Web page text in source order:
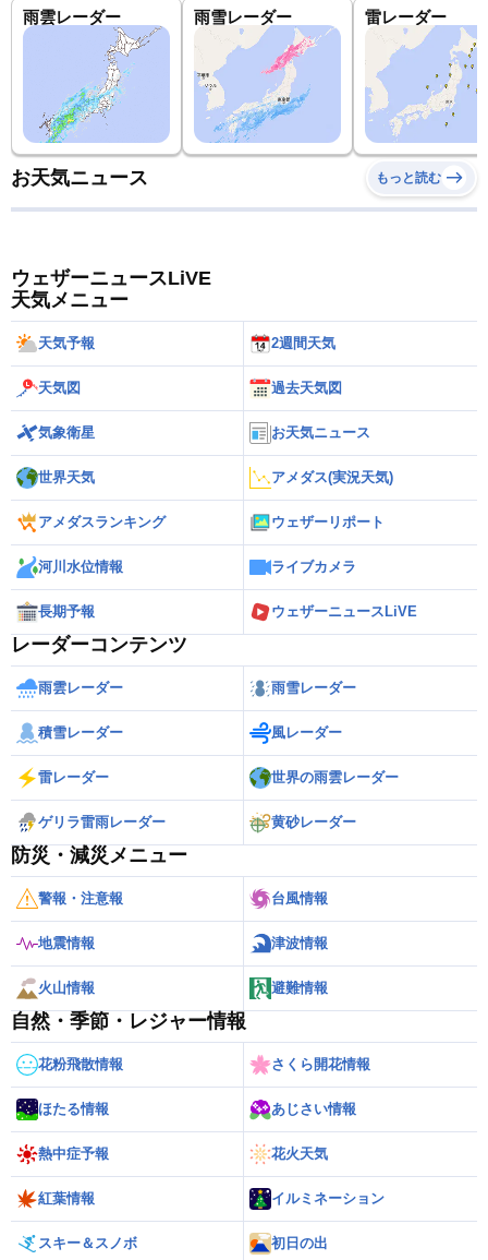
雨雲レーダー 雨雪レーダー 雷レーダー
お天気ニュース もっと読む
ウェザーニュースLiVE
天気メニュー
天気予報 2週間天気
天気図 過去天気図
気象衛星 お天気ニュース
世界天気 アメダス(実況天気)
アメダスランキング ウェザーリポート
河川水位情報 ライブカメラ
長期予報 ウェザーニュースLiVE
レーダーコンテンツ
雨雲レーダー 雨雪レーダー
積雪レーダー 風レーダー
雷レーダー 世界の雨雲レーダー
ゲリラ雷雨レーダー 黄砂レーダー
防災・減災メニュー
警報・注意報 台風情報
地震情報 津波情報
火山情報 避難情報
自然・季節・レジャー情報
花粉飛散情報 さくら開花情報
ほたる情報 あじさい情報
熱中症予報 花火天気
紅葉情報 イルミネーション
スキー＆スノボ 初日の出